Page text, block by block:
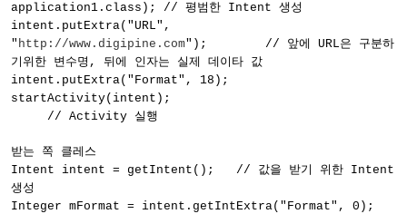
application1.class); // 평범한 Intent 생성
intent.putExtra("URL",
" http://www.digipine.com"); // 앞에 URL은 구분하
기위한 변수명, 뒤에 인자는 실제 데이타 값
intent.putExtra("Format", 18);
startActivity(intent);
// Activity 실행
받는 쪽 클레스
Intent intent = getIntent(); // 값을 받기 위한 Intent
생성
Integer mFormat = intent.getIntExtra("Format", 0);